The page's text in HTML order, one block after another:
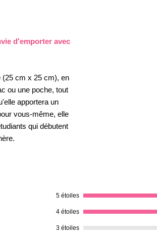
d'emporter avec
(25 cm x 25 cm), en
ou une poche, tout
apportera un
vous-même, elle
qui débutent
5 étoiles
4 étoiles
3 étoiles